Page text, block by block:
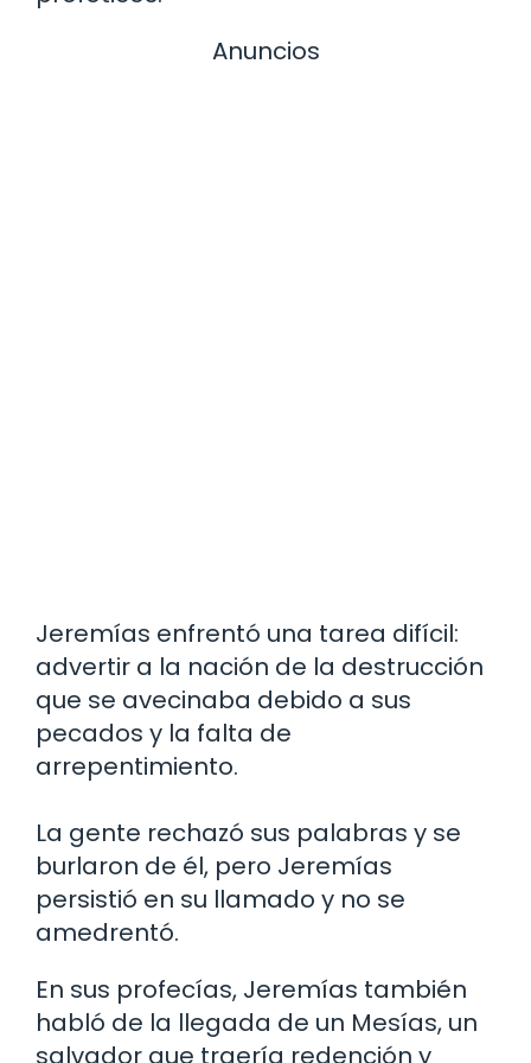
Anuncios
Jeremías enfrentó una tarea difícil:
advertir a la nación de la destrucción
que se avecinaba debido a sus
pecados y la falta de
arrepentimiento.
La gente rechazó sus palabras y se
burlaron de él, pero Jeremías
persistió en su llamado y no se
amedrentó.
En sus profecías, Jeremías también
habló de la llegada de un Mesías, un
salvador que traería redención y